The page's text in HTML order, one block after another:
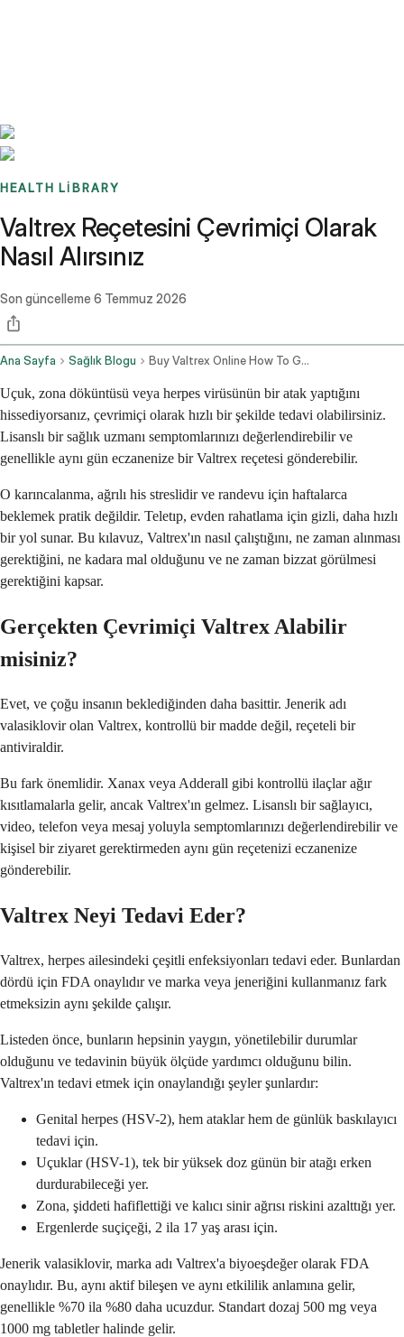
HEALTH LIBRARY
Valtrex Reçetesini Çevrimiçi Olarak
Nasıl Alırsınız
Son güncelleme 6 Temmuz 2026
Ana Sayfa Sağlık Blogu Buy Valtrex Online How To Get A Valacyclovir Prescription Fast In 2026
Uçuk, zona döküntüsü veya herpes virüsünün bir atak yaptığını
hissediyorsanız, çevrimiçi olarak hızlı bir şekilde tedavi olabilirsiniz.
Lisanslı bir sağlık uzmanı semptomlarınızı değerlendirebilir ve
genellikle aynı gün eczanenize bir Valtrex reçetesi gönderebilir.
O karıncalanma, ağrılı his streslidir ve randevu için haftalarca
beklemek pratik değildir. Teletıp, evden rahatlama için gizli, daha hızlı
bir yol sunar. Bu kılavuz, Valtrex'ın nasıl çalıştığını, ne zaman alınması
gerektiğini, ne kadara mal olduğunu ve ne zaman bizzat görülmesi
gerektiğini kapsar.
Gerçekten Çevrimiçi Valtrex Alabilir
misiniz?
Evet, ve çoğu insanın beklediğinden daha basittir. Jenerik adı
valasiklovir olan Valtrex, kontrollü bir madde değil, reçeteli bir
antiviraldir.
Bu fark önemlidir. Xanax veya Adderall gibi kontrollü ilaçlar ağır
kısıtlamalarla gelir, ancak Valtrex'ın gelmez. Lisanslı bir sağlayıcı,
video, telefon veya mesaj yoluyla semptomlarınızı değerlendirebilir ve
kişisel bir ziyaret gerektirmeden aynı gün reçetenizi eczanenize
gönderebilir.
Valtrex Neyi Tedavi Eder?
Valtrex, herpes ailesindeki çeşitli enfeksiyonları tedavi eder. Bunlardan
dördü için FDA onaylıdır ve marka veya jeneriğini kullanmanız fark
etmeksizin aynı şekilde çalışır.
Listeden önce, bunların hepsinin yaygın, yönetilebilir durumlar
olduğunu ve tedavinin büyük ölçüde yardımcı olduğunu bilin.
Valtrex'ın tedavi etmek için onaylandığı şeyler şunlardır:
Genital herpes (HSV-2), hem ataklar hem de günlük baskılayıcı
tedavi için.
Uçuklar (HSV-1), tek bir yüksek doz günün bir atağı erken
durdurabileceği yer.
Zona, şiddeti hafiflettiği ve kalıcı sinir ağrısı riskini azalttığı yer.
Ergenlerde suçiçeği, 2 ila 17 yaş arası için.
Jenerik valasiklovir, marka adı Valtrex'a biyoeşdeğer olarak FDA
onaylıdır. Bu, aynı aktif bileşen ve aynı etkililik anlamına gelir,
genellikle %70 ila %80 daha ucuzdur. Standart dozaj 500 mg veya
1000 mg tabletler halinde gelir.